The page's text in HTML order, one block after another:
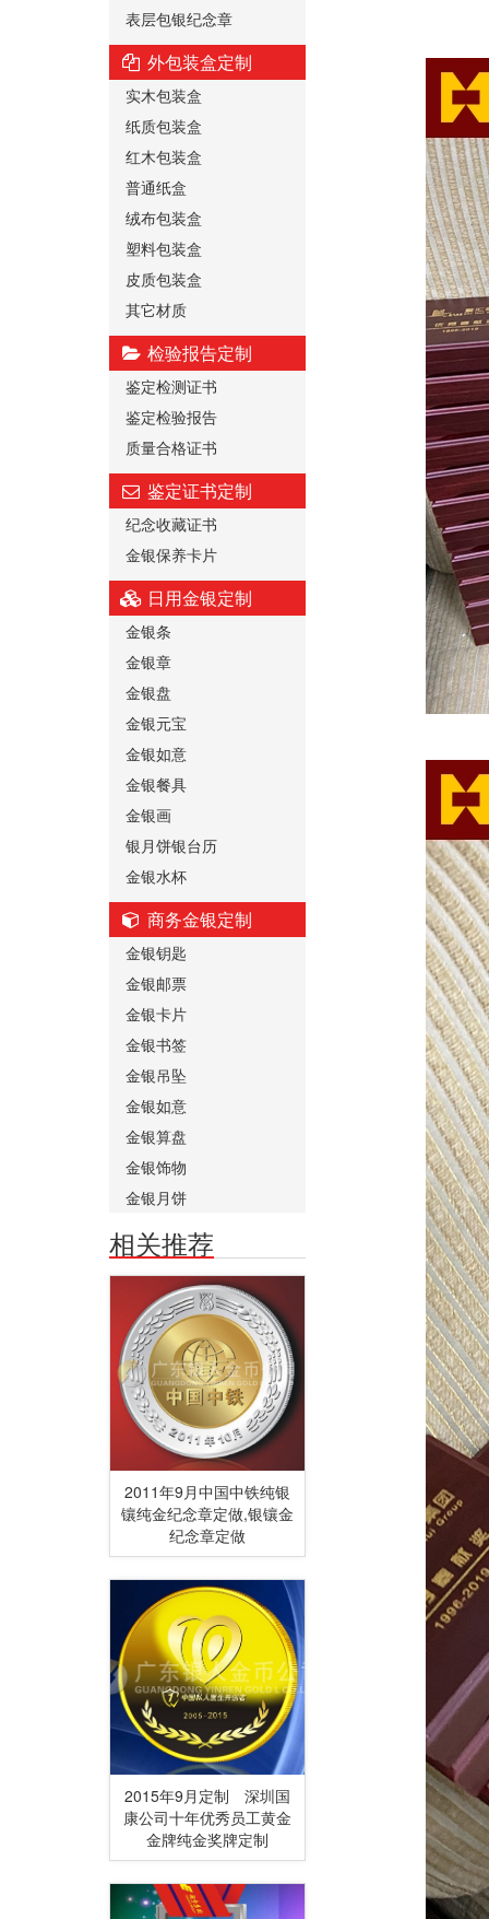
表层包银纪念章
外包装盒定制
实木包装盒
纸质包装盒
红木包装盒
普通纸盒
绒布包装盒
塑料包装盒
皮质包装盒
其它材质
检验报告定制
鉴定检测证书
鉴定检验报告
质量合格证书
鉴定证书定制
纪念收藏证书
金银保养卡片
日用金银定制
金银条
金银章
金银盘
金银元宝
金银如意
金银餐具
金银画
银月饼银台历
金银水杯
商务金银定制
金银钥匙
金银邮票
金银卡片
金银书签
金银吊坠
金银如意
金银算盘
金银饰物
金银月饼
相关推荐
2011年9月中国中铁纯银
镶纯金纪念章定做,银镶金
纪念章定做
2015年9月定制 深圳国
康公司十年优秀员工黄金
金牌纯金奖牌定制